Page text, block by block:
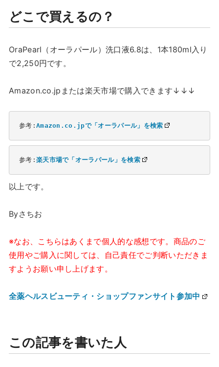
どこで買えるの？
OraPearl（オーラパール）洗口液6.8は、1本180ml入り
で2,250円です。
Amazon.co.jpまたは楽天市場で購入できます↓↓↓
参考: Amazon.co.jpで「オーラパール」を検索
参考: 楽天市場で「オーラパール」を検索
以上です。
Byさちお
※なお、こちらはあくまで個人的な感想です。商品のご
使用やご購入に関しては、自己責任でご判断いただきま
すようお願い申し上げます。
全薬ヘルスビューティ・ショップファンサイト参加中
この記事を書いた人